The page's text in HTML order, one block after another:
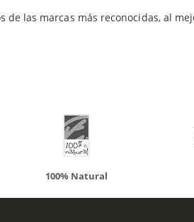
de las marcas más reconocidas, al
te pueden
100% Natural